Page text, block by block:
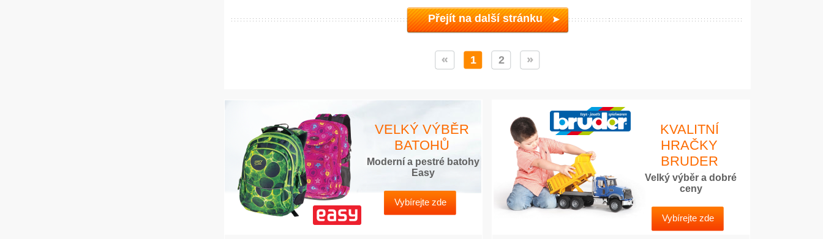
Přejít na další stránku
1 2
VELKÝ VÝBĚR
BATOHŮ
Moderní a pestré batohy
Easy
Vybírejte zde
KVALITNÍ
HRAČKY
BRUDER
Velký výběr a dobré
ceny
Vybírejte zde